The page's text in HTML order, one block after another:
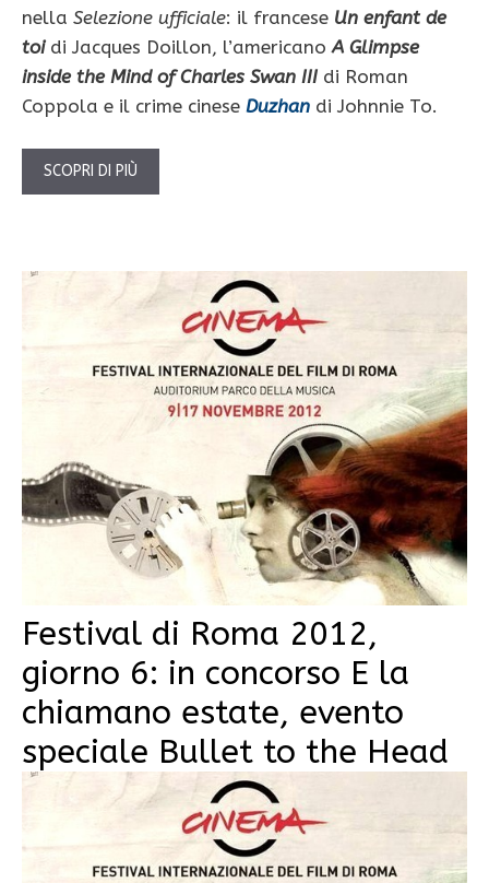
nella Selezione ufficiale: il francese Un enfant de
toi di Jacques Doillon, l’americanoA Glimpse
inside the Mind of Charles Swan III di Roman
Coppola e il crime cinese Duzhan di Johnnie To.
SCOPRI DI PIÙ
Festival di Roma 2012,
giorno 6: in concorso E la
chiamano estate, evento
speciale Bullet to the Head